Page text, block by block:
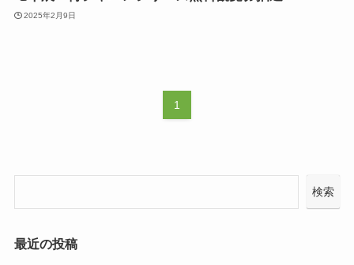
2025年2月9日
1
検索
最近の投稿